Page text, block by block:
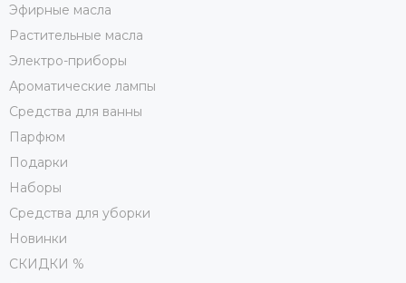
Эфирные масла
Растительные масла
Электро-приборы
Ароматические лампы
Средства для ванны
Парфюм
Подарки
Наборы
Средства для уборки
Новинки
СКИДКИ %